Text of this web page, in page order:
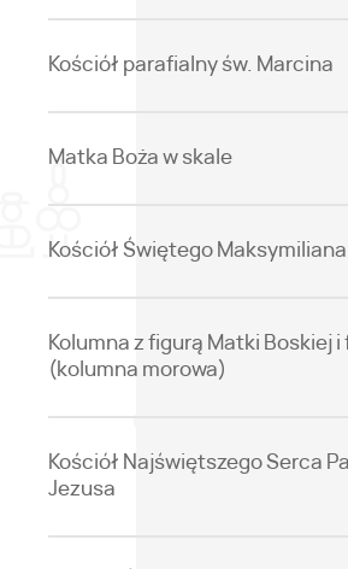
Kościół parafialny św. Marcina
Matka Boża w skale
Kościół Świętego Maksymiliana
Kolumna z figurą Matki Boskiej
(kolumna morowa)
Kościół Najświętszego Serca
Jezusa